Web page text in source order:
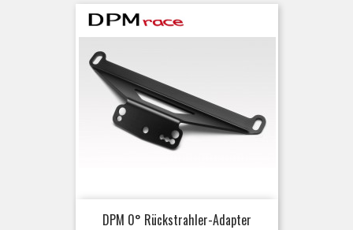
DPM 0° Rückstrahler-Adapter